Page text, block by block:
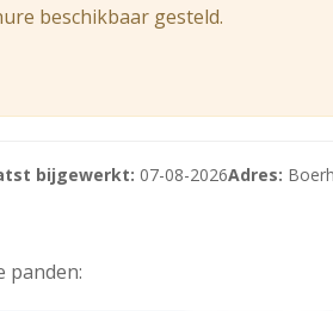
eigen terrein. Er zijn tevens 2
beschikbaar gesteld.
bijgewerkt: 07-08-2026Adres:
panden: